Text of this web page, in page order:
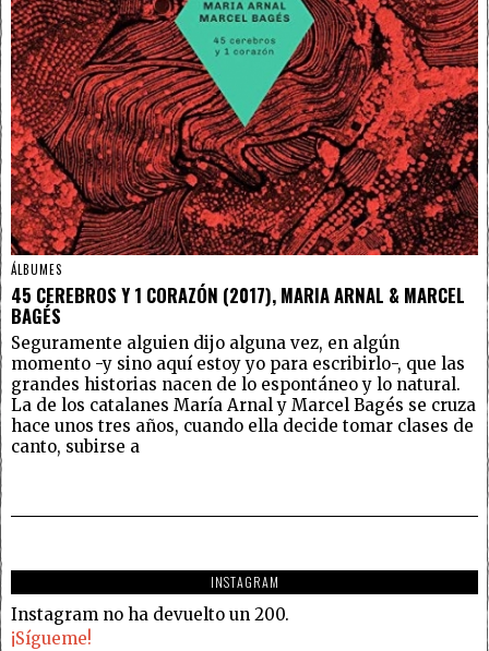
ÁLBUMES
45 CEREBROS Y 1 CORAZÓN (2017), MARIA ARNAL & MARCEL
BAGÉS
Seguramente alguien dijo alguna vez, en algún
momento -y sino aquí estoy yo para escribirlo-, que las
grandes historias nacen de lo espontáneo y lo natural.
La de los catalanes María Arnal y Marcel Bagés se cruza
hace unos tres años, cuando ella decide tomar clases de
canto, subirse a
INSTAGRAM
Instagram no ha devuelto un 200.
¡Sígueme!